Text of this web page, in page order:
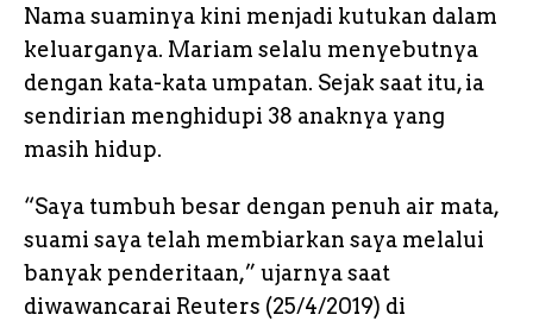
Nama suaminya kini menjadi kutukan dalam
keluarganya. Mariam selalu menyebutnya
dengan kata-kata umpatan. Sejak saat itu, ia
sendirian menghidupi 38 anaknya yang
masih hidup.
“Saya tumbuh besar dengan penuh air mata,
suami saya telah membiarkan saya melalui
banyak penderitaan,” ujarnya saat
diwawancarai Reuters (25/4/2019) di